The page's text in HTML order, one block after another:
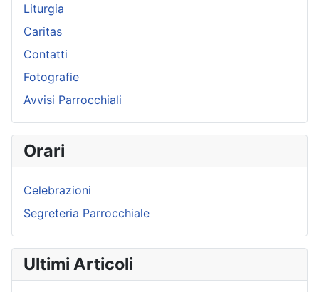
Liturgia
Caritas
Contatti
Fotografie
Avvisi Parrocchiali
Orari
Celebrazioni
Segreteria Parrocchiale
Ultimi Articoli